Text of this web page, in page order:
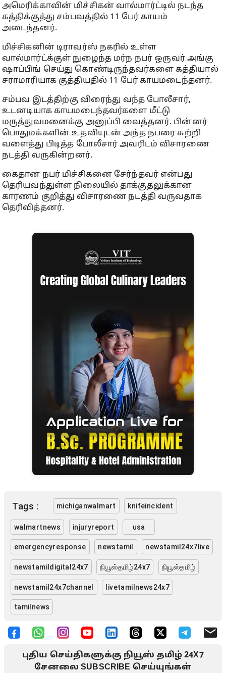
அமெரிக்காவின் மிச்சிகன் வால்மார்ட்டில் நடந்த
கத்திக்குத்து சம்பவத்தில் 11 பேர் காயம்
அடைந்தனர்.
மிச்சிகனின் டிராவர்ஸ் நகரில் உள்ள
வால்மார்ட்க்குள் நுழைந்த மர்ந நபர் ஒருவர் அங்கு
ஷாப்பிங் செய்து கொண்டிருந்தவர்களை கத்தியால்
சராமாரியாக குத்தியதில் 11 பேர் காயமடைந்தனர்.
சம்பவ இடத்திற்கு விரைந்து வந்த போலீசார்,
உடனடியாக காயமடைந்தவர்களை மீட்டு
மருத்துவமனைக்கு அனுப்பி வைத்தனர். பின்னர்
பொதுமக்களின் உதவியுடன் அந்த நபரை சுற்றி
வளைத்து பிடித்த போலீசார் அவரிடம் விசாரணை
நடத்தி வருகின்றனர்.
கைதான நபர் மிச்சிகனை சேர்ந்தவர் என்பது
தெரியவந்துள்ள நிலையில் தாக்குதலுக்கான
காரணம் குறித்து விசாரணை நடத்தி வருவதாக
தெரிவித்தனர்.
Tags : michiganwalmart knifeincident
walmartnews injuryreport usa
emergencyresponse newstamil newstamil24x7live
newstamildigital24x7 நியூஸ்தமிழ்24x7 நியூஸ்தமிழ்
newstamil24x7channel livetamilnews24x7
tamilnews
புதிய செய்திகளுக்கு நியூஸ் தமிழ் 24X7
சேனலை SUBSCRIBE செய்யுங்கள்